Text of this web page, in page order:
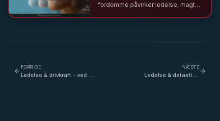
fordomme påvirker ledelse, magt
frisættende ledere.
FORRIGE
Ledelse & drivkraft - ved et
NÆSTE
Ledelse & dataetik -